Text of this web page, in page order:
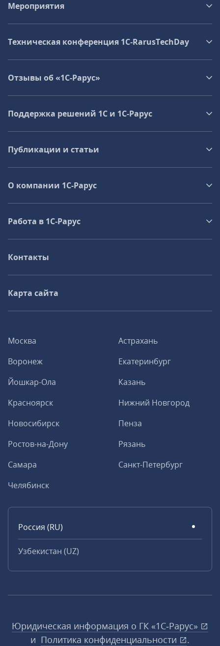
Москва
Астрахань
Воронеж
Екатеринбург
Йошкар-Ола
Казань
Красноярск
Нижний Новгород
Новосибирск
Пенза
Ростов-на-Дону
Рязань
Самара
Санкт-Петербург
Челябинск
Россия (RU)
Узбекистан (UZ)
Мероприятия
Техническая конференция 1C‑RarusTechDay
Отзывы об «1С-Рарус»
Поддержка решений 1С и 1С‑Рарус
Публикации и статьи
О компании 1C-Рарус
Работа в 1С‑Рарус
Контакты
Карта сайта
Юридическая информация о ГК «1С‑Рарус»
и Политика конфиденциальности
.